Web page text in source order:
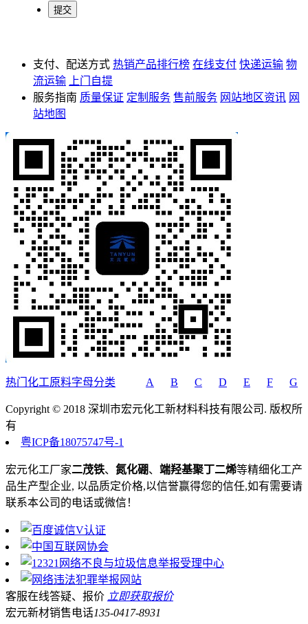
支付、配送方式 热销产品排行榜 在线支付 快递运输 物
流运输
上门自提
服务指南 质量保证 定制服务 售前服务 网站地区资讯 网
站地图
热门化工原料字母分类 A B C D E F G
Copyright © 2018 深圳市宏元化工新材料科技有限公司. 版权所
有
粤ICP备18075747号-1
宏元化工厂家二茂铁、 氮化硼、 端羟基聚丁二烯等精细化工产
品生产型企业, 以品质定价格,以信誉赢得您的信任,如有需要请
联系本公司的电话或微信！
客服在线答疑、报价 立即获取报价
宏元新材销售电话135-0417-8931